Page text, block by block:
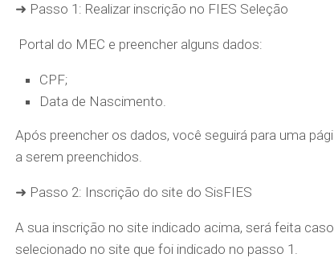
➜ Passo 1: Realizar inscrição no FIES Seleção
Portal do MEC e preencher alguns dados:
CPF;
Data de Nascimento.
Após preencher os dados, você seguirá para uma
a serem preenchidos.
➜ Passo 2: Inscrição do site do SisFIES
A sua inscrição no site indicado acima, será feita
selecionado no site que foi indicado no passo 1.